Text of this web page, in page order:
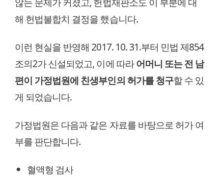
해 헌법불합치 결정을 했습니다.
이런 현실을 반영해 2017. 10. 31.부터 민법 제854
조의2가 신설되었고, 이에 따라어머니 또는 전 남
편이 가정법원에 친생부인의 허가를 청구할 수 있
게 되었습니다.
가정법원은 다음과 같은 자료를 바탕으로 허가 여
부를 판단합니다.
혈액형 검사